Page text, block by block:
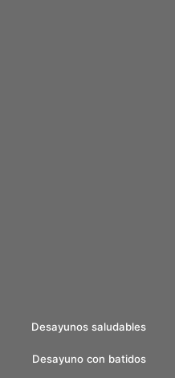
Desayunos saludables
Desayuno con batidos